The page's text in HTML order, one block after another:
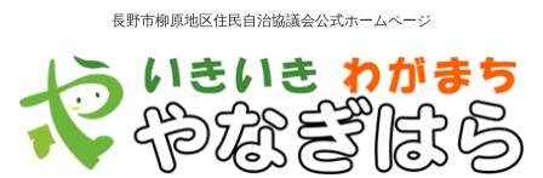
長野市柳原地区住民自治協議会公式ホームページ